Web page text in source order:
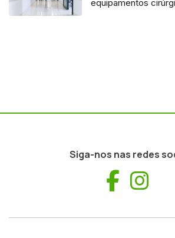
equipamentos
Siga-nos nas redes